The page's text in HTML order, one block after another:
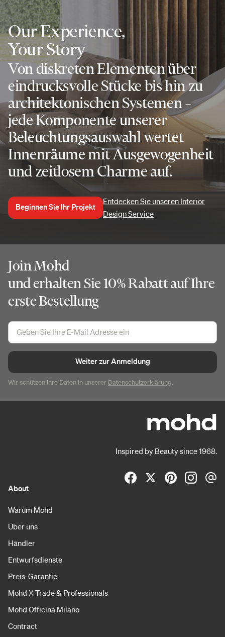
Our Experience,
Your Story
Von diskreten Elementen über
eindrucksvolle Stücke bis hin zu
architektonischen Systemen –
jede Komponente unserer
Beleuchtungsauswahl wertet
Innenräume mit Ausgewogenheit
und zeitlosem Charme auf.
Beginnen Sie Ihr Projekt
Entdecken Sie unseren Interior
Design Service
Join Mohd
und erhalten Sie 10% Rabatt auf Ihre
erste Bestellung
Weiter zur Anmeldung
Wir schützen Ihre Daten in unserer Datenschutzerklärung.
Inspired by Beauty since 1968.
About
Warum Mohd
Über uns
Händler
Entwurfsdienste
Preis-Garantie
Mohd X Trade & Professionals
Mohd Officina Milano
Contract